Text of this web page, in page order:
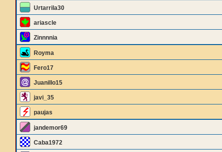
Urtarrila30
ariascle
Zinnnnia
Royma
Fero17
Juanillo15
javi_35
paujas
jandemor69
Caba1972